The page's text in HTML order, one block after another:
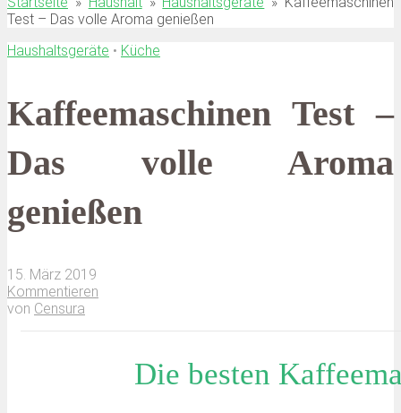
Test – Das volle Aroma genießen
Haushaltsgeräte • Küche
Kaffeemaschinen Test –
Das volle Aroma
genießen
15. März 2019
Kommentieren
von Censura
Die besten